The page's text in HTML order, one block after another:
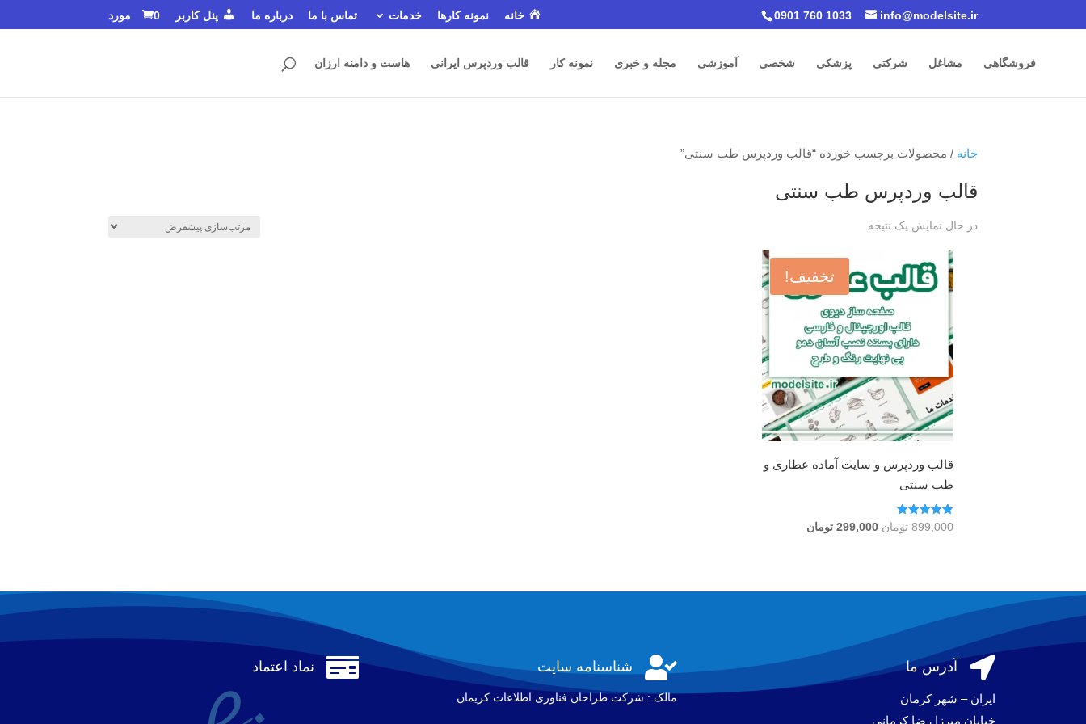
0901 760 1033 info@modelsite.ir خانه نمونه کارها خدمات تماس با ما درباره ما پنل کاربر 0 مورد
فروشگاهی مشاغل شرکتی پزشکی شخصی آموزشی مجله و خبری نمونه کار قالب وردپرس ایرانی هاست و دامنه ارزان
خانه / محصولات برچسب خورده “قالب وردپرس طب سنتی”
قالب وردپرس طب سنتی
در حال نمایش یک نتیجه
تخفیف!
قالب وردپرس و سایت آماده عطاری و
طب سنتی
امتیاز
5.00
899,000 تومان قیمت
299,000 تومان
 نماد اعتماد  شناسنامه سایت
مالک : شرکت طراحان فناوری اطلاعات كريمان
 آدرس ما
ایران – شهر کرمان
خیابان میرزا رضا کرمانی